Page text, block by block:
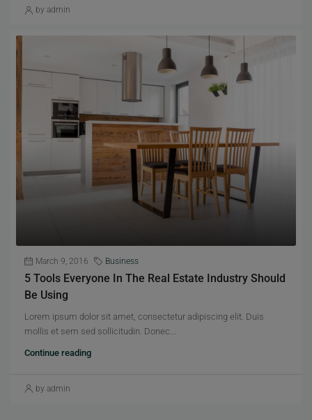
by admin
March 9, 2016 Business
5 Tools Everyone In The Real Estate Industry Should
Be Using
Lorem ipsum dolor sit amet, consectetur adipiscing elit. Duis
mollis et sem sed sollicitudin. Donec...
Continue reading
by admin